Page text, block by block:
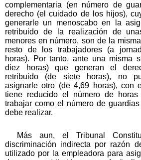
complementaria (en número de
derecho (el cuidado de los hijos),
generarle un menoscabo en la
retribuido de la realización de
menores en número, son de la
resto de los trabajadores (a
horas). Por tanto, ante una misma
diez horas) que generan el
retribuido (de siete horas), no
asignarle otro (de 4,69 horas), con
tiene reducido el número de
trabajar como el número de
debe realizar.
Más aun, el Tribunal
discriminación indirecta por razón
utilizado por la empleadora para